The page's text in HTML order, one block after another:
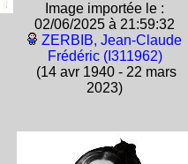
Image importée le :
02/06/2025 à 21:59:32
ZERBIB, Jean-Claude
Frédéric (I311962)
(14 avr 1940 - 22 mars
2023)